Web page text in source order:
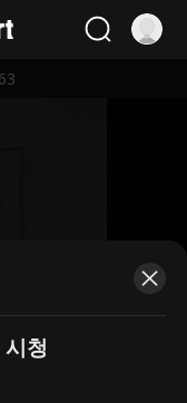
하시려면
요.
청